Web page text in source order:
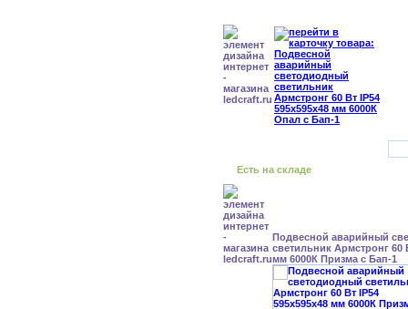
Есть на складе
Подвесной аварийный
светильник Армстронг 60
мм 6000К Призма с Бап-1